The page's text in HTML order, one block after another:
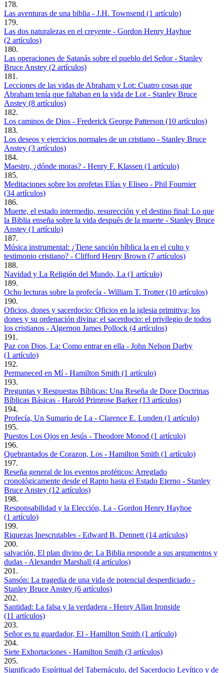
178.
Las aventuras de una biblia - J.H. Townsend (1 artículo)
179.
Las dos naturalezas en el creyente - Gordon Henry Hayhoe
(2 artículos)
180.
Las operaciones de Satanás sobre el pueblo del Señor - Stanley
Bruce Anstey (2 artículos)
181.
Lecciones de las vidas de Abraham y Lot: Cuatro cosas que
Abraham tenía que faltaban en la vida de Lot - Stanley Bruce
Anstey (8 artículos)
182.
Los caminos de Dios - Frederick George Patterson (10 artículos)
183.
Los deseos y ejercicios normales de un cristiano - Stanley Bruce
Anstey (3 artículos)
184.
Maestro, ¿dónde moras? - Henry F. Klassen (1 artículo)
185.
Meditaciones sobre los profetas Elías y Eliseo - Phil Fournier
(34 artículos)
186.
Muerte, el estado intermedio, resurección y el destino final: Lo que
la Biblia enseña sobre la vida después de la muerte - Stanley Bruce
Anstey (1 artículo)
187.
Música instrumental: ¿Tiene sanción bíblica la en el culto y
testimonio cristiano? - Clifford Henry Brown (7 artículos)
188.
Navidad y La Religión del Mundo, La (1 artículo)
189.
Ocho lecturas sobre la profecía - William T. Trotter (10 artículos)
190.
Oficios, dones y sacerdocio: Oficios en la iglesia primitiva; los
dones y su ordenación divina; el sacerdocio: el privilegio de todos
los cristianos - Algernon James Pollock (4 artículos)
191.
Paz con Dios, La: Como entrar en ella - John Nelson Darby
(1 artículo)
192.
Permaneced en Mí - Hamilton Smith (1 artículo)
193.
Preguntas y Respuestas Bíblicas: Una Reseña de Doce Doctrinas
Bíblicas Básicas - Harold Primrose Barker (13 artículos)
194.
Profecía, Un Sumario de La - Clarence E. Lunden (1 artículo)
195.
Puestos Los Ojos en Jesús - Theodore Monod (1 artículo)
196.
Quebrantados de Corazon, Los - Hamilton Smith (1 artículo)
197.
Reseña general de los eventos proféticos: Arreglado
cronológicamente desde el Rapto hasta el Estado Eterno - Stanley
Bruce Anstey (12 artículos)
198.
Responsabilidad y la Elección, La - Gordon Henry Hayhoe
(1 artículo)
199.
Riquezas Inescrutables - Edward B. Dennett (14 artículos)
200.
salvación, El plan divino de: La Biblia responde a sus argumentos y
dudas - Alexander Marshall (4 artículos)
201.
Sansón: La tragedia de una vida de potencial desperdiciado -
Stanley Bruce Anstey (6 artículos)
202.
Santidad: La falsa y la verdadera - Henry Allan Ironside
(11 artículos)
203.
Señor es tu guardador, El - Hamilton Smith (1 artículo)
204.
Siete Exhortaciones - Hamilton Smith (3 artículos)
205.
Significado Espíritual del Tabernáculo, del Sacerdocio Levítico y de